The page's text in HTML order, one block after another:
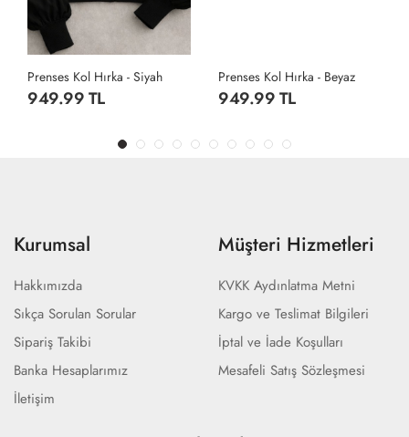
Prenses Kol Hırka - Siyah
949.99 TL
Prenses Kol Hırka - Beyaz
949.99 TL
Kurumsal
Hakkımızda
Sıkça Sorulan Sorular
Sipariş Takibi
Banka Hesaplarımız
İletişim
Müşteri Hizmetleri
KVKK Aydınlatma Metni
Kargo ve Teslimat Bilgileri
İptal ve İade Koşulları
Mesafeli Satış Sözleşmesi